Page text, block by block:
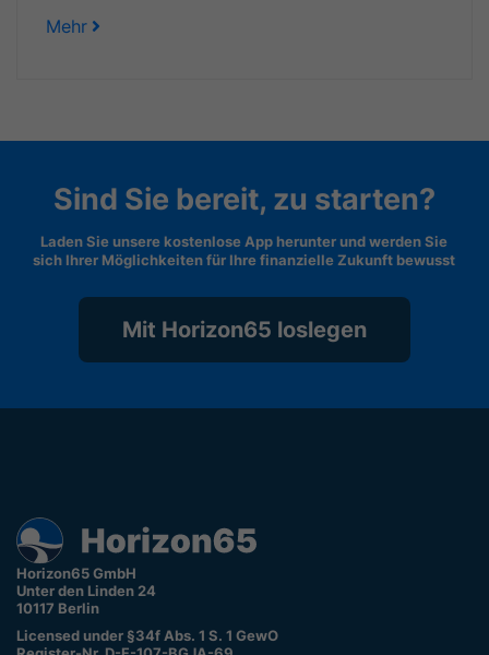
Mehr
Sind Sie bereit, zu starten?
Laden Sie unsere kostenlose App herunter und werden Sie
sich Ihrer Möglichkeiten für Ihre finanzielle Zukunft bewusst
Mit Horizon65 loslegen
Horizon65 GmbH
Unter den Linden 24
10117 Berlin
Licensed under §34f Abs. 1 S. 1 GewO